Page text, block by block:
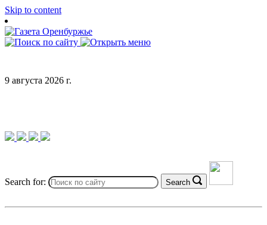
Skip to content
9 августа 2026 г.
Search for: Search